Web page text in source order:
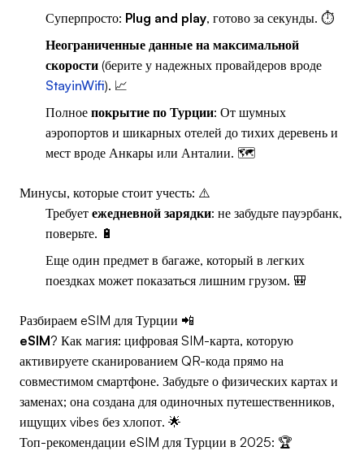
Суперпросто: Plug and play, готово за секунды. ⏱️
Неограниченные данные на максимальной
скорости (берите у надежных провайдеров вроде
StayinWifi). 📈
Полное покрытие по Турции: От шумных
аэропортов и шикарных отелей до тихих деревень и
мест вроде Анкары или Анталии. 🗺️
Минусы, которые стоит учесть: ⚠️
Требует ежедневной зарядки: не забудьте пауэрбанк,
поверьте. 🔋
Еще один предмет в багаже, который в легких
поездках может показаться лишним грузом. 🎒
Разбираем eSIM для Турции 📲
eSIM? Как магия: цифровая SIM-карта, которую
активируете сканированием QR-кода прямо на
совместимом смартфоне. Забудьте о физических картах и
заменах; она создана для одиночных путешественников,
ищущих vibes без хлопот. 🌟
Топ-рекомендации eSIM для Турции в 2025: 🏆